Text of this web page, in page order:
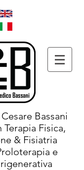
Bassani
Terapia Fisica,
& Fisiatria
e